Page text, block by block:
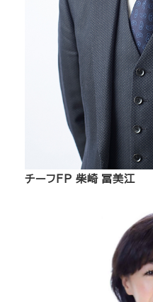
チーフFP 柴崎 冨美江